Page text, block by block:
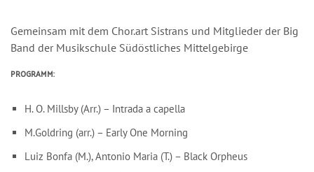
Gemeinsam mit dem Chor.art Sistrans und Mitglieder der Big
Band der Musikschule Südöstliches Mittelgebirge
PROGRAMM:
H. O. Millsby (Arr.) – Intrada a capella
M.Goldring (arr.) – Early One Morning
Luiz Bonfa (M.), Antonio Maria (T.) – Black Orpheus